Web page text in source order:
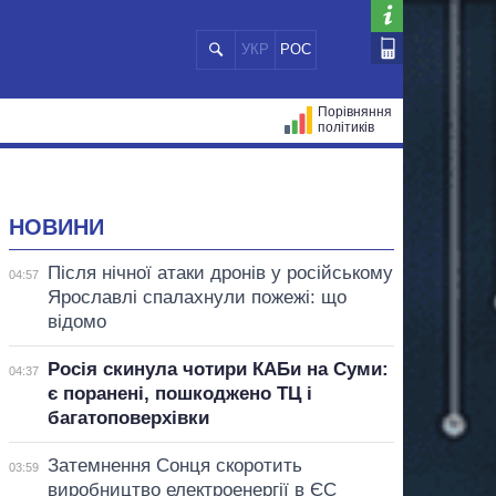
УКР РОС
Порівняння
політиків
НОВИНИ
04:57
Після нічної атаки дронів у російському
Ярославлі спалахнули пожежі: що
відомо
04:37
Росія скинула чотири КАБи на Суми:
є поранені, пошкоджено ТЦ і
багатоповерхівки
03:59
Затемнення Сонця скоротить
виробництво електроенергії в ЄС